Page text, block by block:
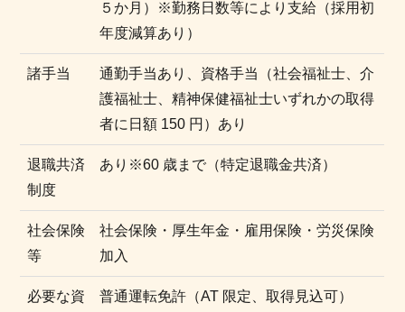
５か月）※勤務日数等により支給（採用初
年度減算あり）
諸手当
通勤手当あり、資格手当（社会福祉士、介
護福祉士、精神保健福祉士いずれかの取得
者に日額 150 円）あり
退職共済
制度
あり※60 歳まで（特定退職金共済）
社会保険
等
社会保険・厚生年金・雇用保険・労災保険
加入
必要な資
普通運転免許（AT 限定、取得見込可）